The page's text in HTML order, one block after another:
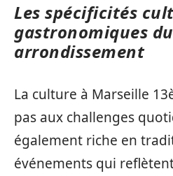
Les spécificités
gastronomiques
arrondissement
La culture à Marseille
pas aux challenges
également riche en
événements qui